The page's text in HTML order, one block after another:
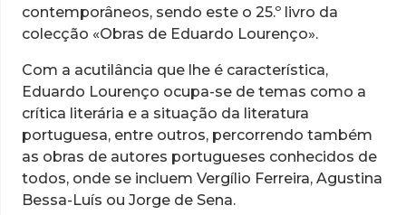
contemporâneos, sendo este o 25.º livro da
colecção «Obras de Eduardo Lourenço».
Com a acutilância que lhe é característica,
Eduardo Lourenço ocupa-se de temas como a
crítica literária e a situação da literatura
portuguesa, entre outros, percorrendo também
as obras de autores portugueses conhecidos de
todos, onde se incluem Vergílio Ferreira, Agustina
Bessa-Luís ou Jorge de Sena.